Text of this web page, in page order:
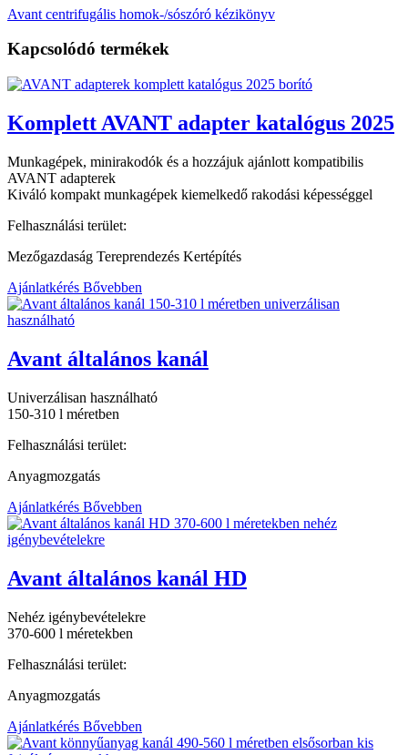
Avant centrifugális homok-/sószóró kézikönyv
Kapcsolódó termékek
Komplett AVANT adapter katalógus 2025
Munkagépek, minirakodók és a hozzájuk ajánlott kompatibilis
AVANT adapterek
Kiváló kompakt munkagépek kiemelkedő rakodási képességgel
Felhasználási terület:
Mezőgazdaság Tereprendezés Kertépítés
Ajánlatkérés Bővebben
Avant általános kanál
Univerzálisan használható
150-310 l méretben
Felhasználási terület:
Anyagmozgatás
Ajánlatkérés Bővebben
Avant általános kanál HD
Nehéz igénybevételekre
370-600 l méretekben
Felhasználási terület:
Anyagmozgatás
Ajánlatkérés Bővebben